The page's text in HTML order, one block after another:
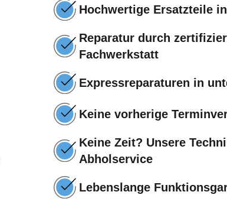
Hochwertige Ersatzteile
Reparatur durch
Fachwerkstatt
Expressreparaturen in
Keine vorherige
Keine Zeit? Unsere
Abholservice
Lebenslange